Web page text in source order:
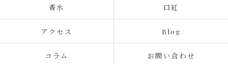
香水 口紅
アクセス Blog
コラム お問い合わせ